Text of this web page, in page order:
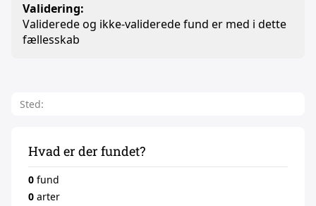
Validering:
Validerede og ikke-validerede fund er med i dette
fællesskab
Sted:
Hvad er der fundet?
0 fund
0 arter